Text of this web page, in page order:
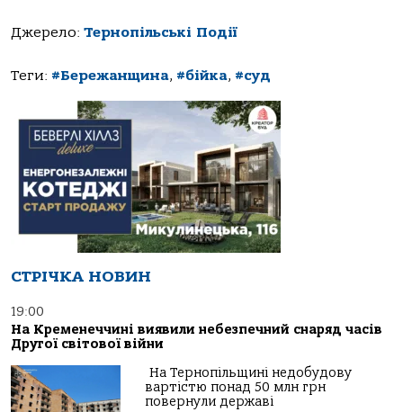
Джерело: Тернопільські Події
Теги: #Бережанщина, #бійка, #суд
СТРІЧКА НОВИН
19:00
На Кременеччині виявили небезпечний снаряд часів
Другої світової війни
На Тернопільщині недобудову
вартістю понад 50 млн грн
повернули державі